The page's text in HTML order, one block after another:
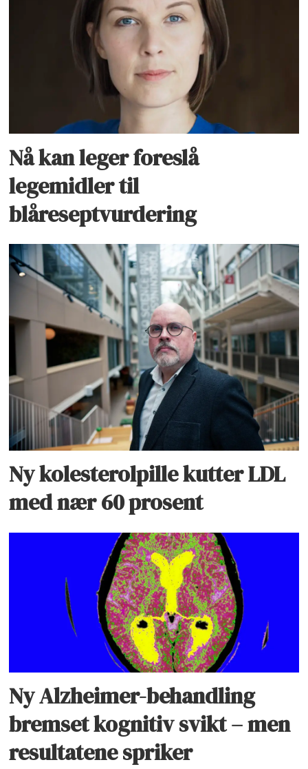
Nå kan leger foreslå
legemidler til
blåreseptvurdering
Ny kolesterolpille kutter LDL
med nær 60 prosent
Ny Alzheimer-behandling
bremset kognitiv svikt – men
resultatene spriker